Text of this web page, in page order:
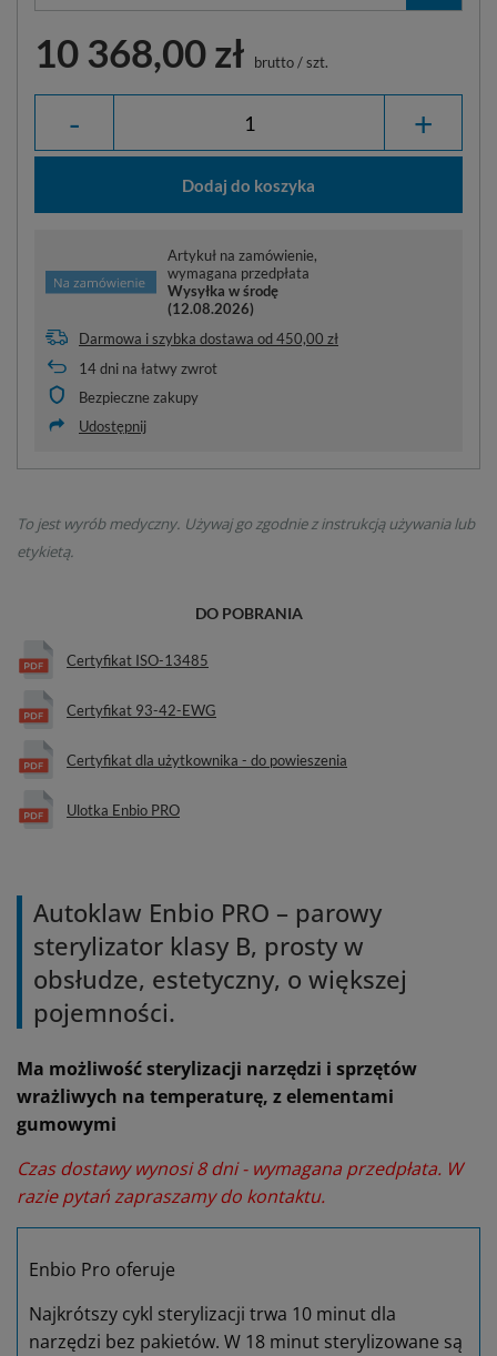
10 368,00 zł brutto/szt.
- +
Dodaj do koszyka
Artykuł na zamówienie,
wymagana przedpłata
Wysyłka w środę
(12.08.2026)
Darmowa i szybka dostawa od450,00 zł
14dni na łatwy zwrot
Bezpieczne zakupy
Udostępnij
To jest wyrób medyczny. Używaj go zgodnie z instrukcją używania lub
etykietą.
DO POBRANIA
Certyfikat ISO-13485
Certyfikat 93-42-EWG
Certyfikat dla użytkownika - do powieszenia
Ulotka Enbio PRO
Autoklaw Enbio PRO – parowy
sterylizator klasy B, prosty w
obsłudze, estetyczny, o większej
pojemności.
Ma możliwość sterylizacji narzędzi i sprzętów
wrażliwych na temperaturę, z elementami
gumowymi
Czas dostawy wynosi 8 dni - wymagana przedpłata. W
razie pytań zapraszamy do kontaktu.
Enbio Pro oferuje
Najkrótszy cykl sterylizacji trwa 10 minut dla
narzędzi bez pakietów. W 18 minut sterylizowane są